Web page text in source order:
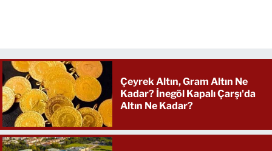
Çeyrek Altın, Gram Altın Ne
Kadar? İnegöl Kapalı Çarşı'da
Altın Ne Kadar?